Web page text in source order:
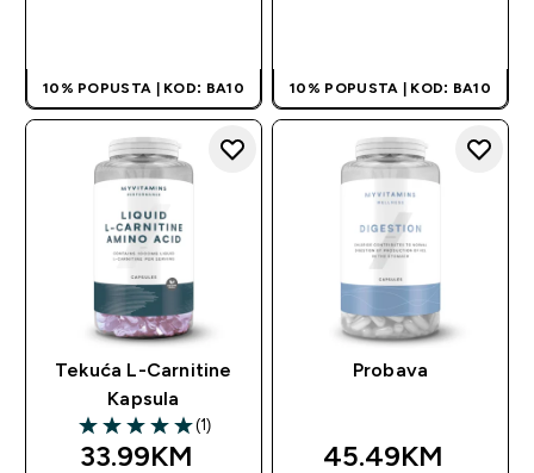
10% POPUSTA | KOD: BA10 10% POPUSTA | KOD: BA10
Tekuća L-Carnitine
Kapsula
5 out of 5 stars
(1)
33.99KM‎
Probava
45.49KM‎